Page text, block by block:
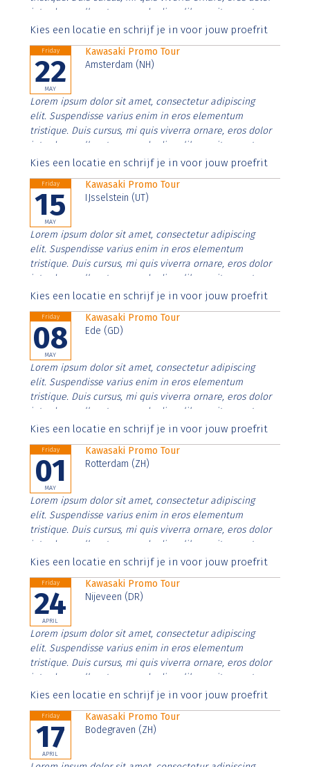
interdum nulla, ut commodo diam libero vitae erat.
Aenean faucibus nibh et justo cursus id rutrum lorem
Kies een locatie en schrijf je in voor jouw proefrit
Friday
22
MAY
Kawasaki Promo Tour
Amsterdam (NH)
Lorem ipsum dolor sit amet, consectetur adipiscing
elit. Suspendisse varius enim in eros elementum
tristique. Duis cursus, mi quis viverra ornare, eros dolor
interdum nulla, ut commodo diam libero vitae erat.
Aenean faucibus nibh et justo cursus id rutrum lorem
Kies een locatie en schrijf je in voor jouw proefrit
Friday
15
MAY
Kawasaki Promo Tour
IJsselstein (UT)
Lorem ipsum dolor sit amet, consectetur adipiscing
elit. Suspendisse varius enim in eros elementum
tristique. Duis cursus, mi quis viverra ornare, eros dolor
interdum nulla, ut commodo diam libero vitae erat.
Aenean faucibus nibh et justo cursus id rutrum lorem
Kies een locatie en schrijf je in voor jouw proefrit
Friday
08
MAY
Kawasaki Promo Tour
Ede (GD)
Lorem ipsum dolor sit amet, consectetur adipiscing
elit. Suspendisse varius enim in eros elementum
tristique. Duis cursus, mi quis viverra ornare, eros dolor
interdum nulla, ut commodo diam libero vitae erat.
Aenean faucibus nibh et justo cursus id rutrum lorem
Kies een locatie en schrijf je in voor jouw proefrit
Friday
01
MAY
Kawasaki Promo Tour
Rotterdam (ZH)
Lorem ipsum dolor sit amet, consectetur adipiscing
elit. Suspendisse varius enim in eros elementum
tristique. Duis cursus, mi quis viverra ornare, eros dolor
interdum nulla, ut commodo diam libero vitae erat.
Aenean faucibus nibh et justo cursus id rutrum lorem
Kies een locatie en schrijf je in voor jouw proefrit
Friday
24
APRIL
Kawasaki Promo Tour
Nijeveen (DR)
Lorem ipsum dolor sit amet, consectetur adipiscing
elit. Suspendisse varius enim in eros elementum
tristique. Duis cursus, mi quis viverra ornare, eros dolor
interdum nulla, ut commodo diam libero vitae erat.
Aenean faucibus nibh et justo cursus id rutrum lorem
Kies een locatie en schrijf je in voor jouw proefrit
Friday
17
APRIL
Kawasaki Promo Tour
Bodegraven (ZH)